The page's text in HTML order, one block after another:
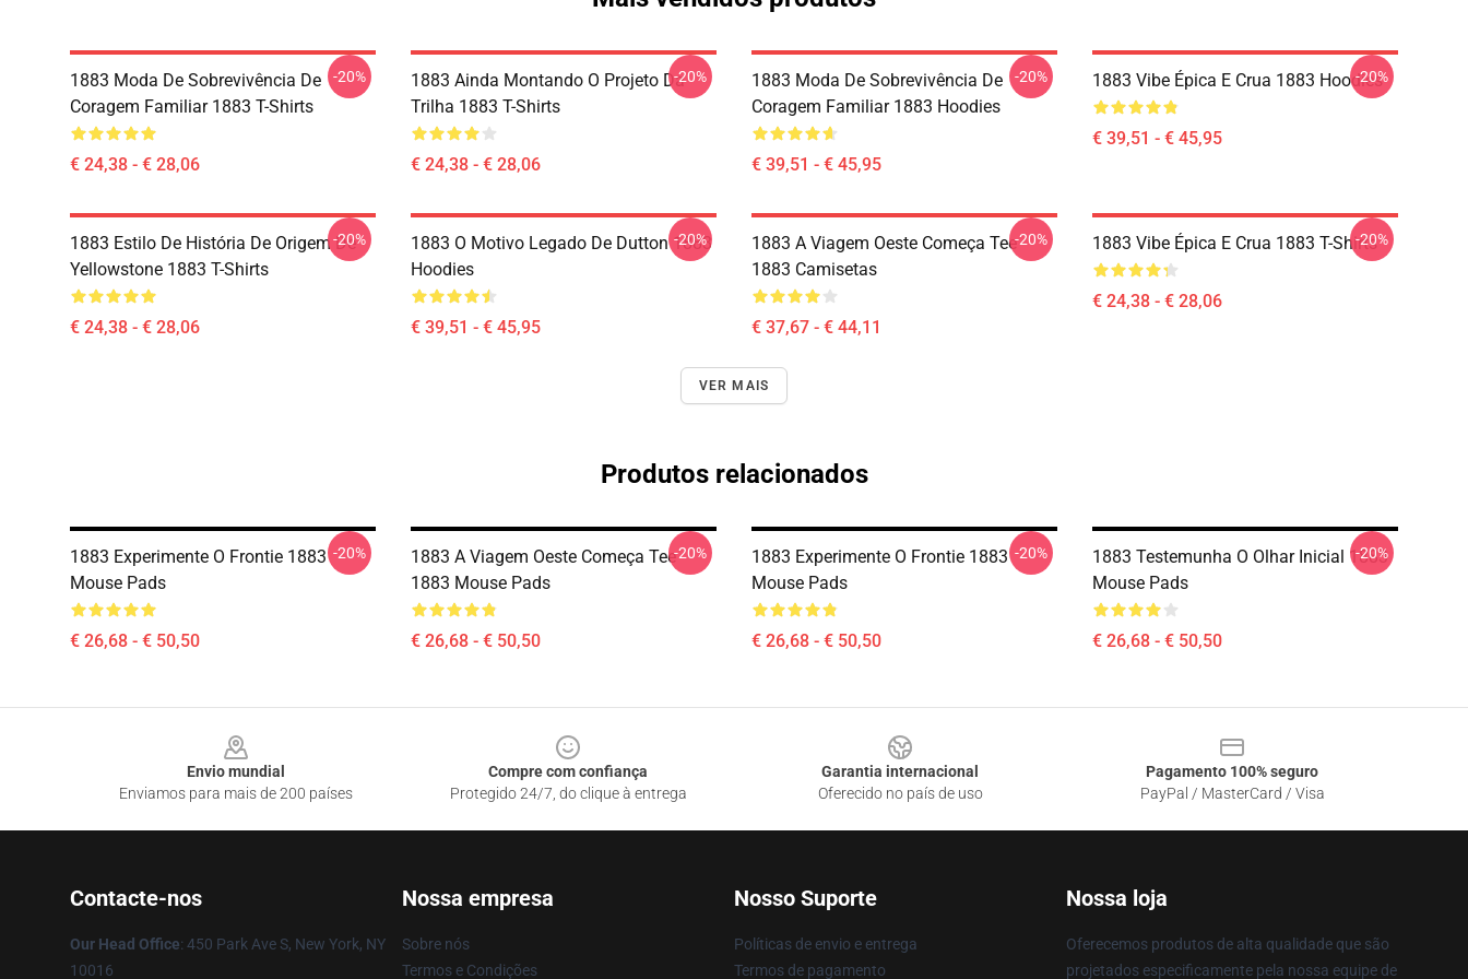
1883 Moda De Sobrevivência De
Coragem Familiar 1883 T-Shirts
€ 24,38 - € 28,06
-20%
1883 Ainda Montando O Projeto Da
Trilha 1883 T-Shirts
€ 24,38 - € 28,06
-20%
1883 Moda De Sobrevivência De
Coragem Familiar 1883 Hoodies
€ 39,51 - € 45,95
-20% 1883 Vibe Épica E Crua 1883 Hoodies
€ 39,51 - € 45,95
-20%
1883 Estilo De História De Origem De
Yellowstone 1883 T-Shirts
€ 24,38 - € 28,06
-20%
1883 O Motivo Legado De Dutton 1883
Hoodies
€ 39,51 - € 45,95
-20%
1883 A Viagem Oeste Começa Tee
1883 Camisetas
€ 37,67 - € 44,11
-20% 1883 Vibe Épica E Crua 1883 T-Shirts
€ 24,38 - € 28,06
-20%
VER MAIS
Produtos relacionados
1883 Experimente O Frontie 1883
Mouse Pads
€ 26,68 - € 50,50
-20%
1883 A Viagem Oeste Começa Tee
1883 Mouse Pads
€ 26,68 - € 50,50
-20%
1883 Experimente O Frontie 1883
Mouse Pads
€ 26,68 - € 50,50
-20%
1883 Testemunha O Olhar Inicial 1883
Mouse Pads
€ 26,68 - € 50,50
-20%
Envio mundial
Enviamos para mais de 200 países
Compre com confiança
Protegido 24/7, do clique à entrega
Garantia internacional
Oferecido no país de uso
Pagamento 100% seguro
PayPal / MasterCard / Visa
Contacte-nos
Our Head Office: 450 Park Ave S, New York, NY
10016
Nossa empresa
Sobre nós
Termos e Condições
Nosso Suporte
Políticas de envio e entrega
Termos de pagamento
Nossa loja
Oferecemos produtos de alta qualidade que são
projetados especificamente pela nossa equipe de